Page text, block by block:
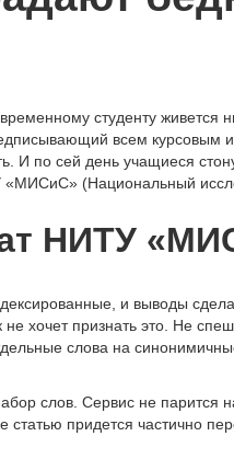
студенту живется
всем курсовым
И по сей день учащиеся
(Национальный
НИТУ
и выводы
хочет признать это. Не
слова на
слов. Сервис не парится
придется частично